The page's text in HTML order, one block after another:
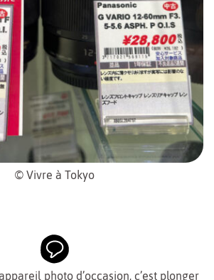
© Vivre à Tokyo
photo d’occasion, c’est plonger